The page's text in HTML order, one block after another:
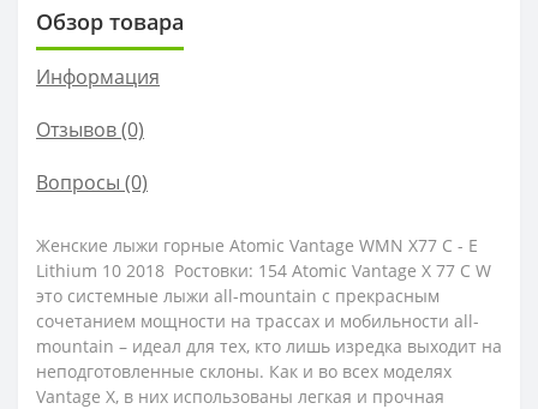
Обзор товара
Информация
Отзывов (0)
Вопросы (0)
Женские лыжи горные Atomic Vantage WMN X77 C - E
Lithium 10 2018 Ростовки: 154 Atomic Vantage X 77 C W
это системные лыжи all-mountain с прекрасным
сочетанием мощности на трассах и мобильности all-
mountain – идеал для тех, кто лишь изредка выходит на
неподготовленные склоны. Как и во всех моделях
Vantage X, в них использованы легкая и прочная